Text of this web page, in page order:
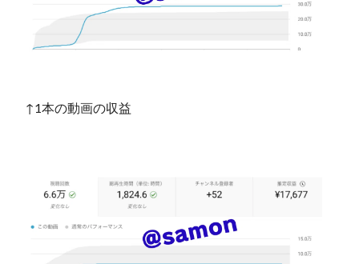
↑1本の動画の収益